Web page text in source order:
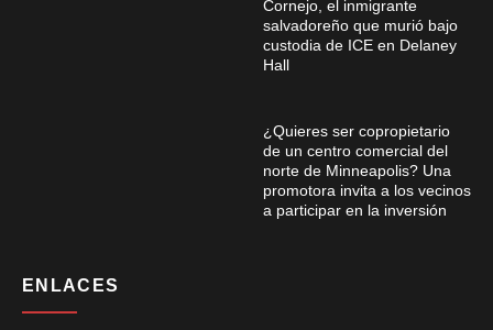
Cornejo, el inmigrante
salvadoreño que murió bajo
custodia de ICE en Delaney
Hall
¿Quieres ser copropietario
de un centro comercial del
norte de Minneapolis? Una
promotora invita a los vecinos
a participar en la inversión
ENLACES